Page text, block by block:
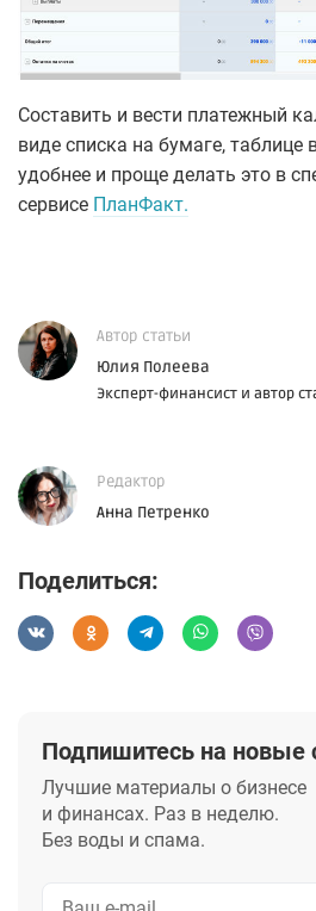
Составить и вести платежный
виде списка на бумаге, таблице
удобнее и проще делать это в
сервисе ПланФакт.
Автор статьи
Юлия Полеева
Эксперт-финансист и автор
Редактор
Анна Петренко
Поделиться:
Подпишитесь на новые
Лучшие материалы о бизнесе
и финансах. Раз в неделю.
Без воды и спама.